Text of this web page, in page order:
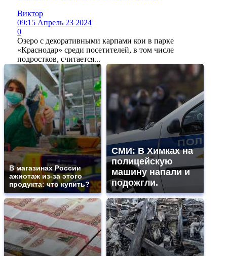
Виктор
09:15 Апрель 23 2024
0
Озеро с декоративными карпами кои в парке
«Краснодар» среди посетителей, в том числе
подростков, считается...
В магазинах России
ажиотаж из-за этого
продукта: что купить?
СМИ: В Химках на
полицейскую
машину напали и
подожгли.